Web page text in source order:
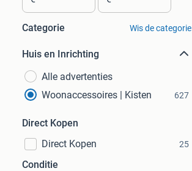
Categorie Wis de categorie
Huis en Inrichting
Alle advertenties
Woonaccessoires | Kisten
627
Direct Kopen
Direct Kopen
25
Conditie